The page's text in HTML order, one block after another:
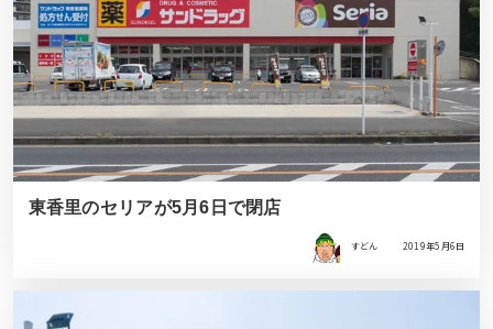
東香里のセリアが5月6日で閉店
すどん 2019年5月6日